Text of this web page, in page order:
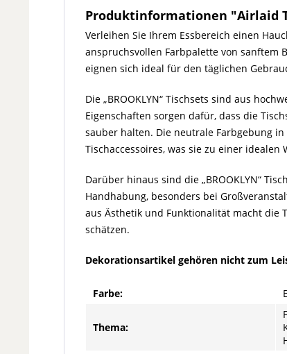
Produktinformationen "Airlaid
Verleihen Sie Ihrem Essbereich einen
anspruchsvollen Farbpalette von sanftem
eignen sich ideal für den täglichen
Die „BROOKLYN“ Tischsets sind aus
Eigenschaften sorgen dafür, dass die
sauber halten. Die neutrale Farbgebung
Tischaccessoires, was sie zu einer
Darüber hinaus sind die „BROOKLYN“
Handhabung, besonders bei
aus Ästhetik und Funktionalität macht die
schätzen.
Dekorationsartikel gehören nicht zum
Farbe:
Thema: